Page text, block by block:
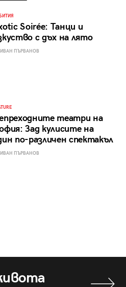
Soirée: Танци и
с дъх на лято
ПЪРВАНОВ
театри на
Зад кулисите на
по-различен спектакъл
ПЪРВАНОВ